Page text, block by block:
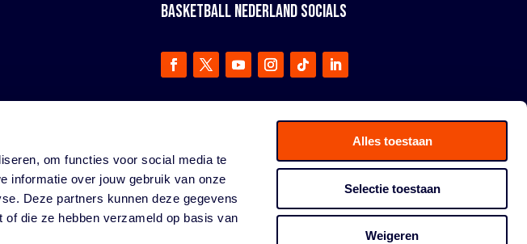
om functies voor social media te
informatie over jouw gebruik van onze
Deze partners kunnen deze gegevens
die ze hebben verzameld op basis van
Alles toestaan
Selectie toestaan
Weigeren
BASKETBALL NEDERLAND SOCIALS